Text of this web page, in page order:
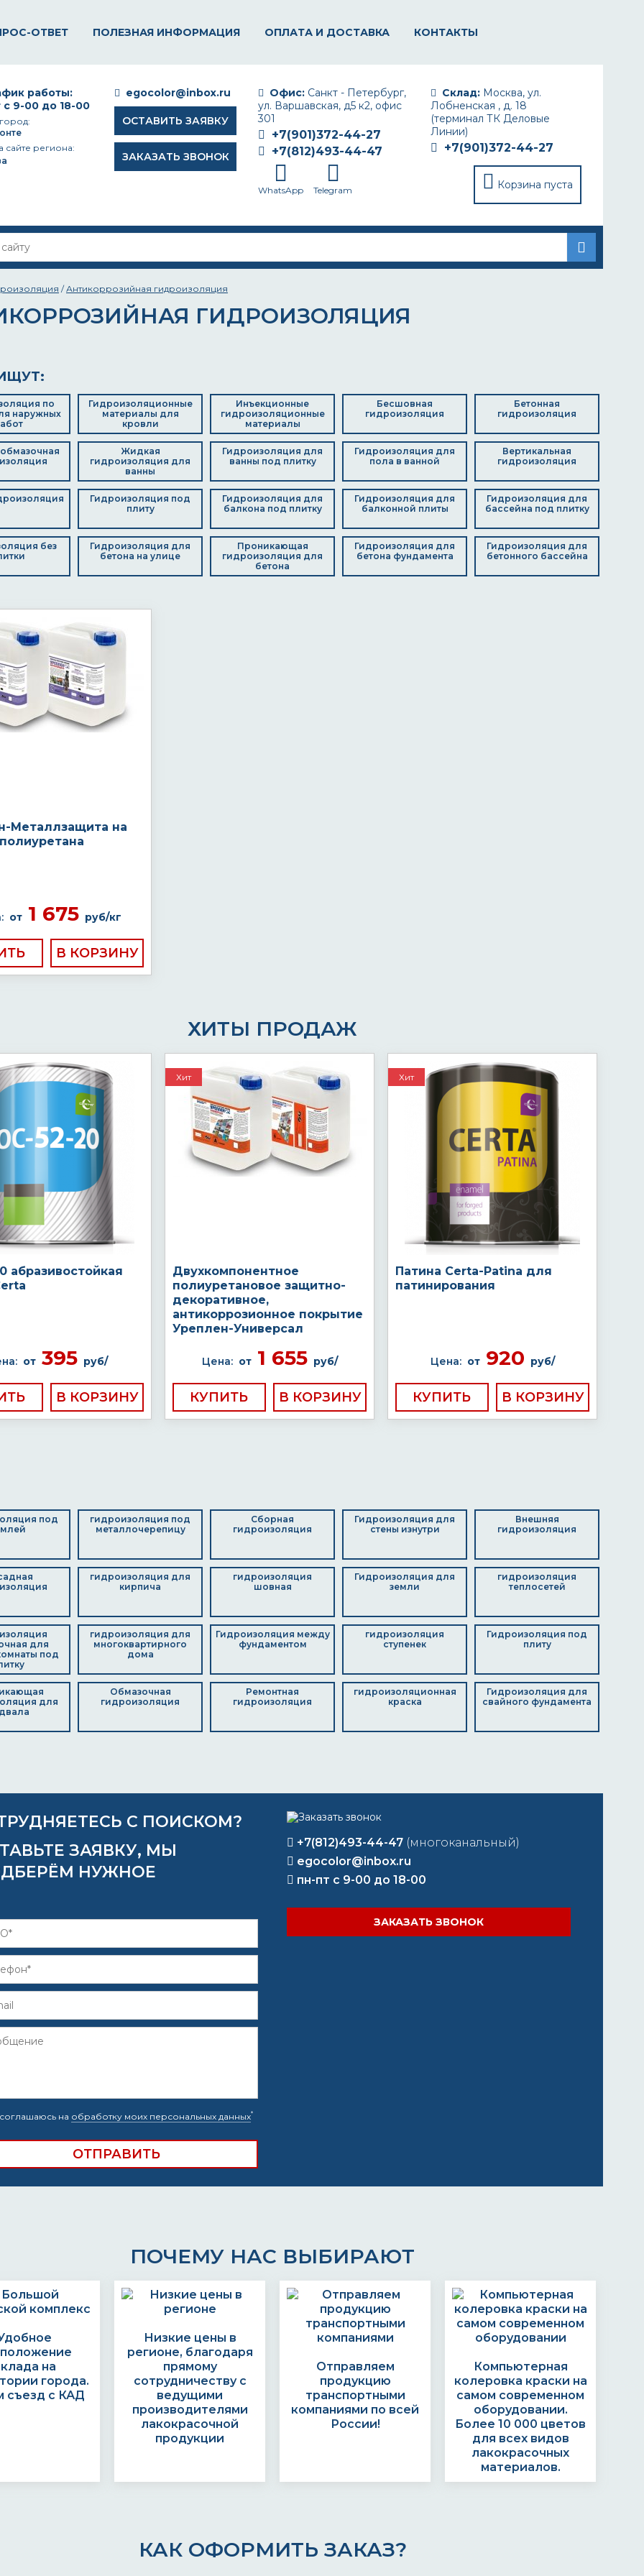
ОТВЕТ ПОЛЕЗНАЯ ИНФОРМАЦИЯ ОПЛАТА И ДОСТАВКА КОНТАКТЫ
Склад: Москва, ул.
Лобненская , д. 18
(терминал ТК Деловые
Линии)
+7(901)372-44-27
Корзина пуста
Офис: Санкт - Петербург,
ул. Варшавская, д5 к2, офис
301
+7(901)372-44-27
+7(812)493-44-47
WhatsApp Telegram
egocolor@inbox.ru
ОСТАВИТЬ ЗАЯВКУ
ЗАКАЗАТЬ ЗВОНОК
работы:
с 9-00 до 18-00
сайте региона:
/Антикоррозийная гидроизоляция
ГИДРОИЗОЛЯЦИЯ
по
наружных
Гидроизоляционные
материалы для
кровли
Инъекционные
гидроизоляционные
материалы
Бесшовная
гидроизоляция
Бетонная
гидроизоляция
Жидкая
гидроизоляция для
ванны
Гидроизоляция для
ванны под плитку
Гидроизоляция для
пола в ванной
Вертикальная
гидроизоляция
Гидроизоляция под
плиту
Гидроизоляция для
балкона под плитку
Гидроизоляция для
балконной плиты
Гидроизоляция для
бассейна под плитку
без
Гидроизоляция для
бетона на улице
Проникающая
гидроизоляция для
бетона
Гидроизоляция для
бетона фундамента
Гидроизоляция для
бетонного бассейна
Металлзащита на
от1 675 руб/кг
ХИТЫ ПРОДАЖ
абразивостойкая
от395 руб/
Хит
Двухкомпонентное
полиуретановое защитно-
декоративное,
антикоррозионное покрытие
Уреплен-Универсал
Цена: от1 655 руб/
КУПИТЬ
Хит
Патина Certa-Patina для
патинирования
Цена: от920 руб/
КУПИТЬ
под
гидроизоляция под
металлочерепицу
Сборная
гидроизоляция
Гидроизоляция для
стены изнутри
Внешняя
гидроизоляция
гидроизоляция для
кирпича
гидроизоляция
шовная
Гидроизоляция для
земли
гидроизоляция
теплосетей
для
под
гидроизоляция для
многоквартирного
дома
Гидроизоляция между
фундаментом
гидроизоляция
ступенек
Гидроизоляция под
плиту
для
Обмазочная
гидроизоляция
Ремонтная
гидроизоляция
гидроизоляционная
краска
Гидроизоляция для
свайного фундамента
С ПОИСКОМ?
ЗАЯВКУ, МЫ
НУЖНОЕ
на обработку моих персональных данных*
+7(812)493-44-47 (многоканальный)
egocolor@inbox.ru
пн-пт с 9-00 до 18-00
ЗАКАЗАТЬ ЗВОНОК
ПОЧЕМУ НАС ВЫБИРАЮТ
на
города.
съезд с КАД
Низкие цены в
регионе, благодаря
прямому
сотрудничеству с
ведущими
производителями
лакокрасочной
продукции
Отправляем
продукцию
транспортными
компаниями по всей
России!
Компьютерная
колеровка краски на
самом современном
оборудовании.
Более 10 000 цветов
для всех видов
лакокрасочных
материалов.
КАК ОФОРМИТЬ ЗАКАЗ?